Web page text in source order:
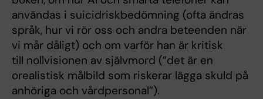
användas i suicidriskbedömning (ofta ändras
språk, hur vi rör oss och andra beteenden när
vi mår dåligt) och om varför han är kritisk
till nollvisionen av självmord (”det är en
orealistisk målbild som riskerar lägga skuld på
anhöriga och vårdpersonal”).